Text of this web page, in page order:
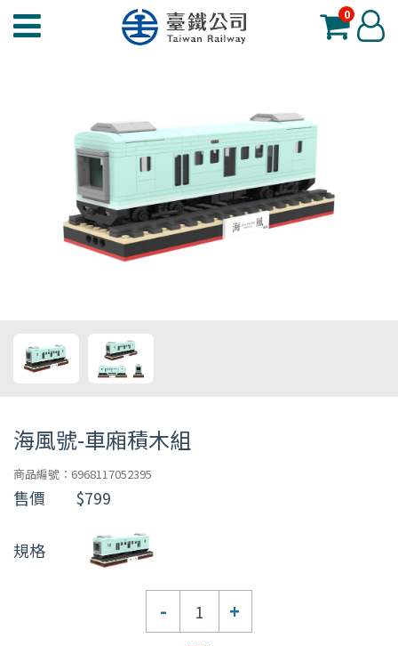
臺
0 登
入
海風號-車廂積木組
商品編號：6968117052395
售價 $799
規格
- +